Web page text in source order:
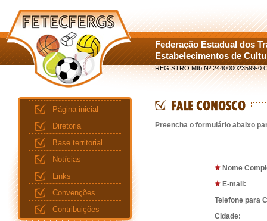
Federação Estadual dos
Estabelecimentos de
REGISTRO Mtb Nº 244000023599-0
Página inicial
Diretoria
Base territorial
Notícias
Links
Convenções
Contribuições
Preencha o formulário abaixo
Nome
E-mail:
Telefone para
Cidade: